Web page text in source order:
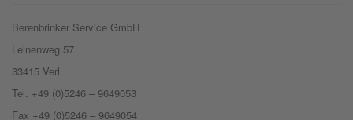
Berenbrinker Service GmbH
Leinenweg 57
33415 Verl
Tel. +49 (0)5246 – 9649053
Fax +49 (0)5246 – 9649054